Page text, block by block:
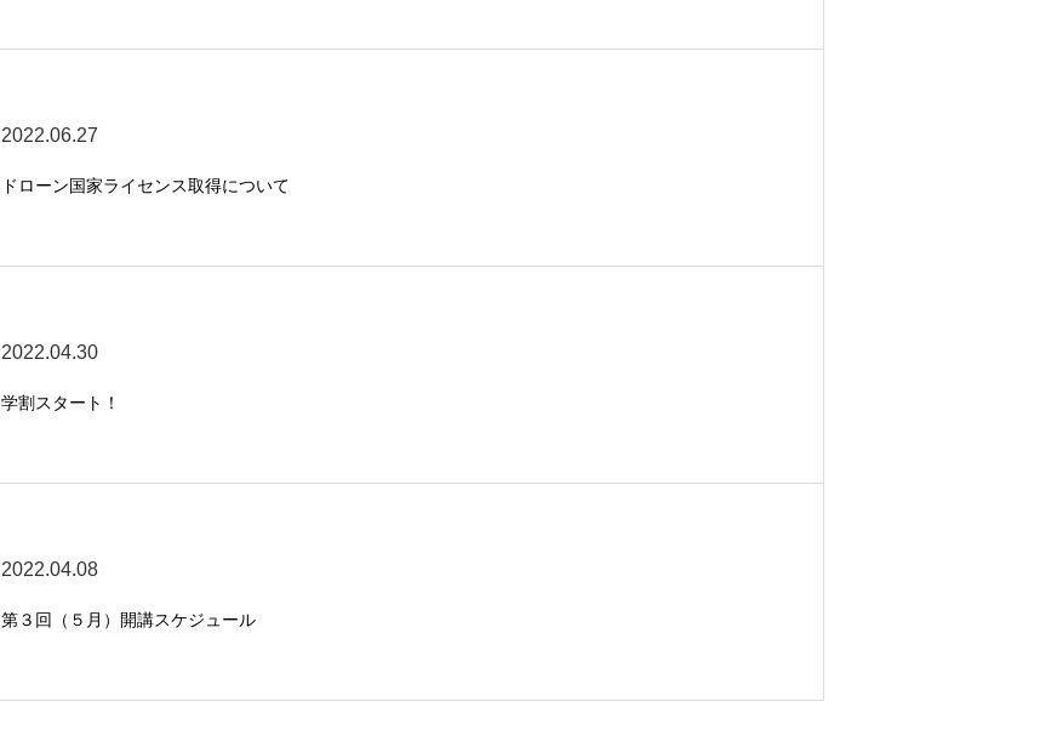
2022.06.27
ドローン国家ライセンス取得について
2022.04.30
学割スタート！
2022.04.08
第３回（５月）開講スケジュール